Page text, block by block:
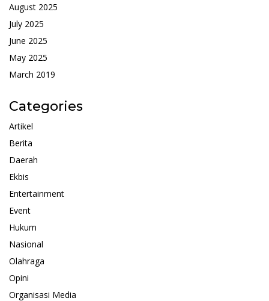
August 2025
July 2025
June 2025
May 2025
March 2019
Categories
Artikel
Berita
Daerah
Ekbis
Entertainment
Event
Hukum
Nasional
Olahraga
Opini
Organisasi Media